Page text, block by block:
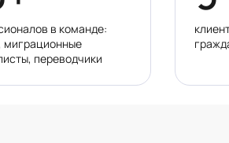
в команде:
миграционные
переводчики